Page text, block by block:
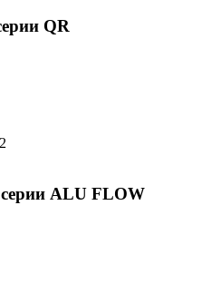
QR
ALU FLOW